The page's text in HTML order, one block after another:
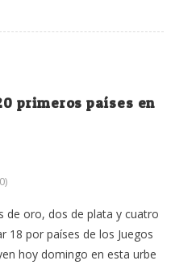
primeros países en
de oro, dos de plata y cuatro
18 por países de los Juegos
hoy domingo en esta urbe